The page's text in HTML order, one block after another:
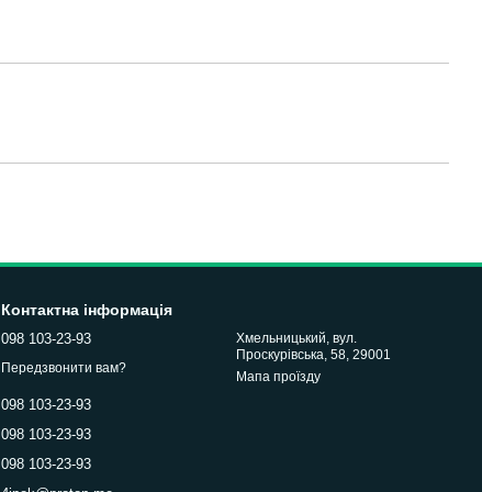
Контактна інформація
098 103-23-93
Передзвонити вам?
098 103-23-93
098 103-23-93
098 103-23-93
Хмельницький, вул.
Проскурівська, 58, 29001
Мапа проїзду